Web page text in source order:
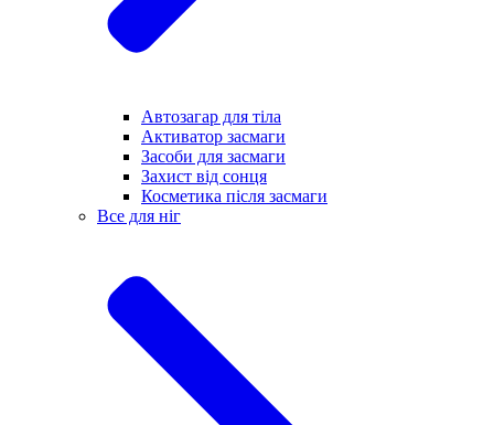
Автозагар для тіла
Активатор засмаги
Засоби для засмаги
Захист від сонця
Косметика після засмаги
Все для ніг